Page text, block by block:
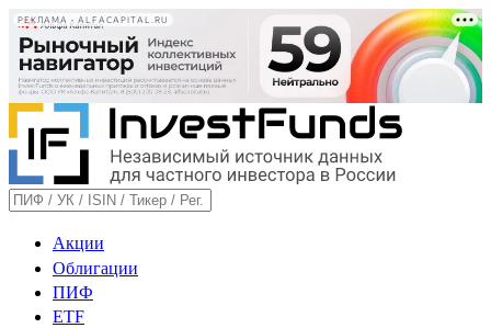
РЕКЛАМА • ALFACAPITAL.RU
Акции
Облигации
ПИФ
ETF